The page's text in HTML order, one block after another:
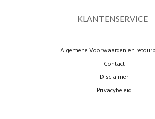
KLANTENSERVICE
Algemene Voorwaarden en
Contact
Disclaimer
Privacybeleid